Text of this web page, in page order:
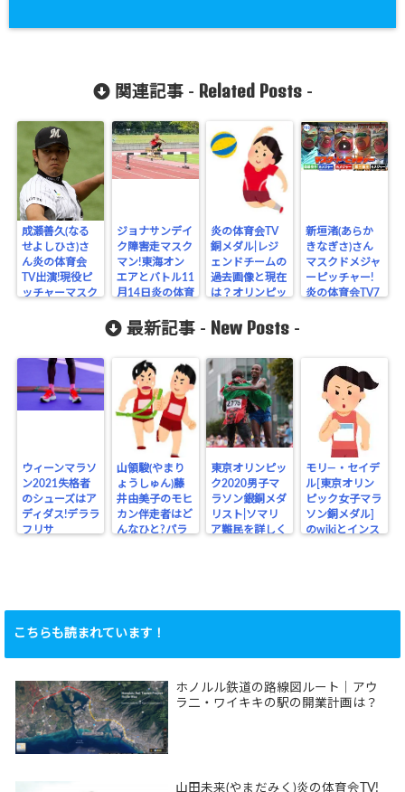
関連記事 - Related Posts-
成瀬善久(なる
せよしひさ)さ
ん炎の体育会
TV出演!現役ピ
ッチャーマスク
ジョナサンデイ
ク障害走マスク
マン!東海オン
エアとバトル11
月14日炎の体育
炎の体育会TV
銅メダル|レジ
ェンドチームの
過去画像と現在
は？オリンピッ
新垣渚(あらか
きなぎさ)さん
マスクドメジャ
ーピッチャー!
炎の体育会TV7
最新記事 - New Posts -
ウィーンマラソ
ン2021失格者
のシューズはア
ディダス!デララ
フリサ
山領駿(やまり
ょうしゅん)藤
井由美子のモヒ
カン伴走者はど
んなひと?パラ
東京オリンピッ
ク2020男子マ
ラソン銀銅メダ
リスト|ソマリ
ア難民を詳しく
モリ―・セイデ
ル[東京オリン
ピック女子マラ
ソン銅メダル]
のwikiとインス
こちらも読まれています！
ホノルル鉄道の路線図ルート｜アウ
ラ二・ワイキキの駅の開業計画は？
山田未来(やまだみく)炎の体育会TV!